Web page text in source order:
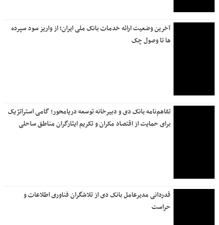
آخرین وضعیت ارائه خدمات بانک ملی ایران؛ از واریز سود سپرده
ها تا وصول چک
تفاهم‌نامه بانک دی و دبیرخانه توسعه دریامحور؛ گامی استراتژیک
برای حمایت از اقتصاد مکران و تکریم ایثارگران مناطق ساحلی
قدردانی مدیرعامل بانک دی از تلاشگران فناوری اطلاعات و
حراست